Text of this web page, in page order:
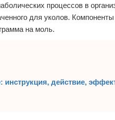
процессов в
для уколов.
на моль.
действие,